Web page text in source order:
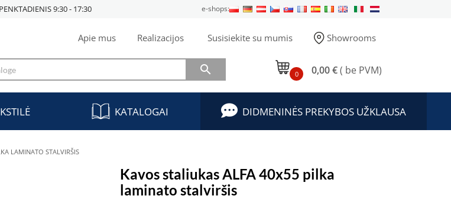
9:30 - 17:30 e-shops:
Apie mus Realizacijos Susisiekite su mumis Showrooms
 0 0,00 €( be PVM)
KATALOGAI DIDMENINĖS PREKYBOS UŽKLAUSA
LAMINATO STALVIRŠIS
Kavos staliukas ALFA 40x55 pilka
laminato stalviršis